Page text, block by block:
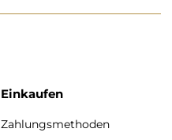
Einkaufen
Zahlungsmethoden